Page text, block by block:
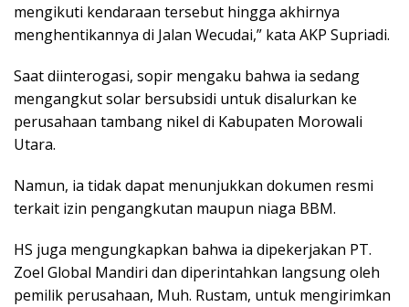
mengikuti kendaraan tersebut hingga akhirnya
menghentikannya di Jalan Wecudai,” kata AKP Supriadi.
Saat diinterogasi, sopir mengaku bahwa ia sedang
mengangkut solar bersubsidi untuk disalurkan ke
perusahaan tambang nikel di Kabupaten Morowali
Utara.
Namun, ia tidak dapat menunjukkan dokumen resmi
terkait izin pengangkutan maupun niaga BBM.
HS juga mengungkapkan bahwa ia dipekerjakan PT.
Zoel Global Mandiri dan diperintahkan langsung oleh
pemilik perusahaan, Muh. Rustam, untuk mengirimkan